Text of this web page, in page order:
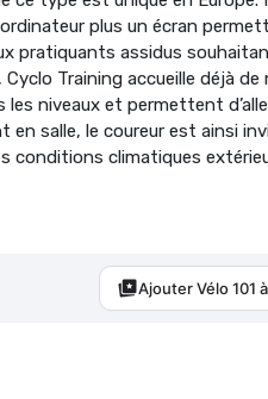
plus un écran
pratiquants assidus
Training accueille déjà de
niveaux et permettent
en salle, le coureur est ainsi
conditions climatiques
Ajouter Vélo 101